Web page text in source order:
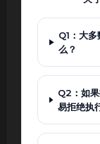
Q1：大
么？
Q2：如
易拒绝执